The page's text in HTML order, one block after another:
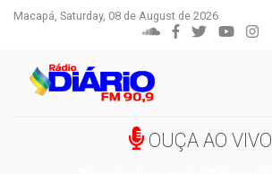
Macapá, Saturday, 08 de August de 2026
OUÇA AO VIVO